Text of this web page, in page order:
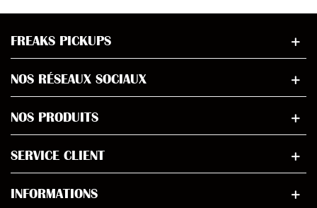
FREAKS PICKUPS
NOS RÉSEAUX SOCIAUX
NOS PRODUITS
SERVICE CLIENT
INFORMATIONS